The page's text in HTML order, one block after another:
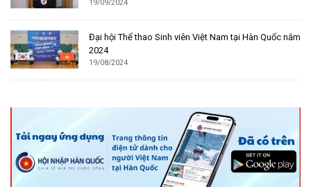
19/09/2024
Đại hội Thể thao Sinh viên Việt Nam tại Hàn Quốc năm
2024
19/08/2024